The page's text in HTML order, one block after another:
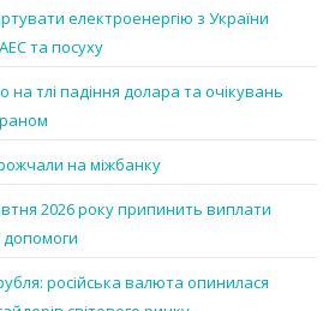
електроенергію з України
та посуху
тлі падіння долара та очікувань
на міжбанку
2026 року припинить виплати
допомоги
російська валюта опинилася